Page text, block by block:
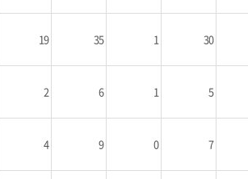
19 35 1 30
2 6 1 5
4 9 0 7